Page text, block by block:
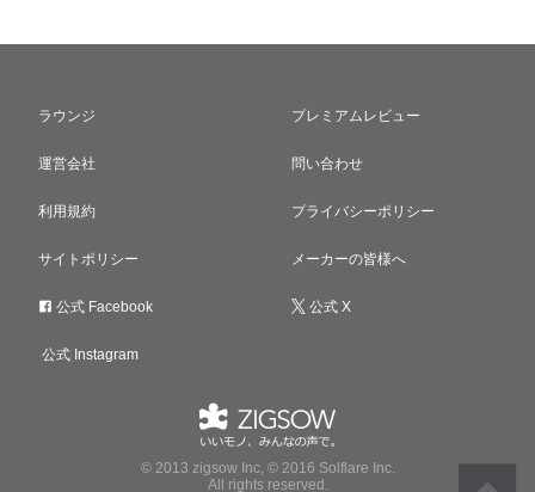
ラウンジ プレミアムレビュー
運営会社 問い合わせ
利用規約 プライバシーポリシー
サイトポリシー メーカーの皆様へ
公式 Facebook 公式 X
公式 Instagram
© 2013 zigsow Inc, © 2016 Solflare Inc.
All rights reserved.